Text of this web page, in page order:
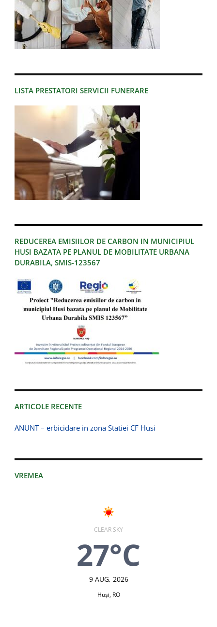
LISTA PRESTATORI SERVICII FUNERARE
REDUCEREA EMISIILOR DE CARBON IN MUNICIPIUL
HUSI BAZATA PE PLANUL DE MOBILITATE URBANA
DURABILA, SMIS-123567
ARTICOLE RECENTE
ANUNT – erbicidare in zona Statiei CF Husi
VREMEA
CLEAR SKY
27°C
9 AUG, 2026
Huşi, RO